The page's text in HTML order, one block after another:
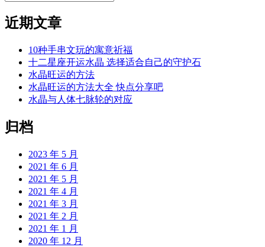
近期文章
10种手串文玩的寓意祈福
十二星座开运水晶 选择适合自己的守护石
水晶旺运的方法
水晶旺运的方法大全 快点分享吧
水晶与人体七脉轮的对应
归档
2023 年 5 月
2021 年 6 月
2021 年 5 月
2021 年 4 月
2021 年 3 月
2021 年 2 月
2021 年 1 月
2020 年 12 月